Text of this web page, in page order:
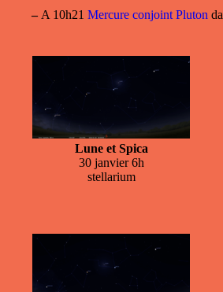
–A 10h21 Mercure conjoint Pluton
Lune et Spica
30 janvier 6h
stellarium